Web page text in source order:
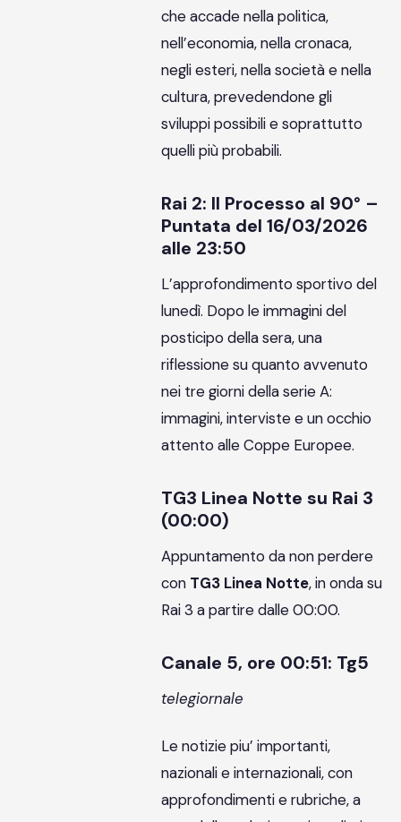
che accade nella politica,
nell’economia, nella cronaca,
negli esteri, nella società e nella
cultura, prevedendone gli
sviluppi possibili e soprattutto
quelli più probabili.
Rai 2: Il Processo al 90° –
Puntata del 16/03/2026
alle 23:50
L’approfondimento sportivo del
lunedì. Dopo le immagini del
posticipo della sera, una
riflessione su quanto avvenuto
nei tre giorni della serie A:
immagini, interviste e un occhio
attento alle Coppe Europee.
TG3 Linea Notte su Rai 3
(00:00)
Appuntamento da non perdere
con TG3 Linea Notte, in onda su
Rai 3 a partire dalle 00:00.
Canale 5, ore 00:51: Tg5
telegiornale
Le notizie piu’ importanti,
nazionali e internazionali, con
approfondimenti e rubriche, a